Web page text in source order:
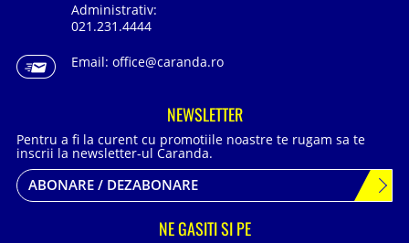
Administrativ:
021.231.4444
Email: office@caranda.ro
NEWSLETTER
Pentru a fi la curent cu promotiile noastre te rugam sa te
inscrii la newsletter-ul Caranda.
ABONARE / DEZABONARE
NE GASITI SI PE